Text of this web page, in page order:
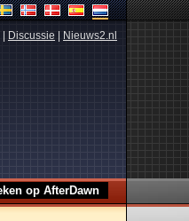
Discussie Nieuws2.nl